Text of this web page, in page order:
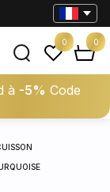
à -5% Code
0 0